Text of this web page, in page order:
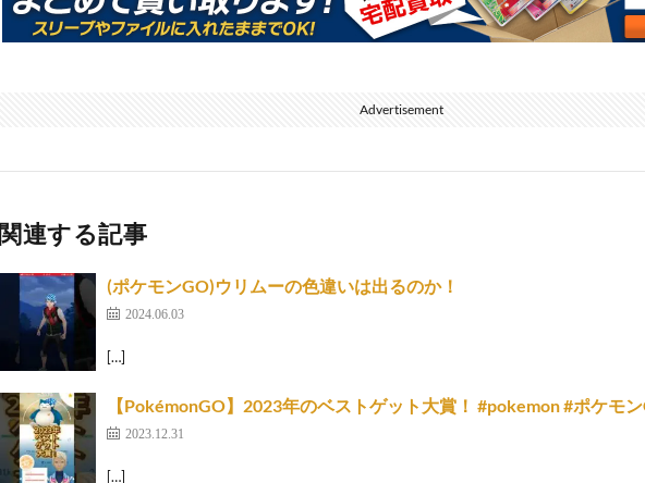
Advertisement
関連する記事
(ポケモンGO)ウリムーの色違いは出るのか！
2024.06.03
[…]
【PokémonGO】2023年のベストゲット大賞！ #pokemon #ポケモ
2023.12.31
[…]